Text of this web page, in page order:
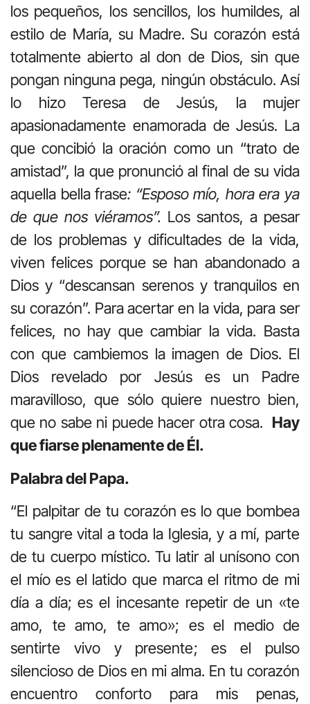
los pequeños, los sencillos, los humildes, al
estilo de María, su Madre. Su corazón está
totalmente abierto al don de Dios, sin que
pongan ninguna pega, ningún obstáculo. Así
lo hizo Teresa de Jesús, la mujer
apasionadamente enamorada de Jesús. La
que concibió la oración como un “trato de
amistad”, la que pronunció al final de su vida
aquella bella frase: “Esposo mío, hora era ya
de que nos viéramos”. Los santos, a pesar
de los problemas y dificultades de la vida,
viven felices porque se han abandonado a
Dios y “descansan serenos y tranquilos en
su corazón”. Para acertar en la vida, para ser
felices, no hay que cambiar la vida. Basta
con que cambiemos la imagen de Dios. El
Dios revelado por Jesús es un Padre
maravilloso, que sólo quiere nuestro bien,
que no sabe ni puede hacer otra cosa. Hay
que fiarse plenamente de Él.
Palabra del Papa.
“El palpitar de tu corazón es lo que bombea
tu sangre vital a toda la Iglesia, y a mí, parte
de tu cuerpo místico. Tu latir al unísono con
el mío es el latido que marca el ritmo de mi
día a día; es el incesante repetir de un «te
amo, te amo, te amo»; es el medio de
sentirte vivo y presente; es el pulso
silencioso de Dios en mi alma. En tu corazón
encuentro conforto para mis penas,